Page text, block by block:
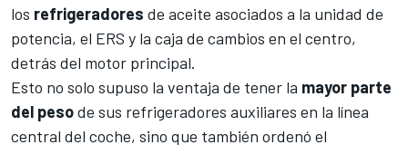
los refrigeradores de aceite asociados a la unidad de
potencia, el ERS y la caja de cambios en el centro,
detrás del motor principal.
Esto no solo supuso la ventaja de tener la mayor parte
del pesode sus refrigeradores auxiliares en la línea
central del coche, sino que también ordenó el